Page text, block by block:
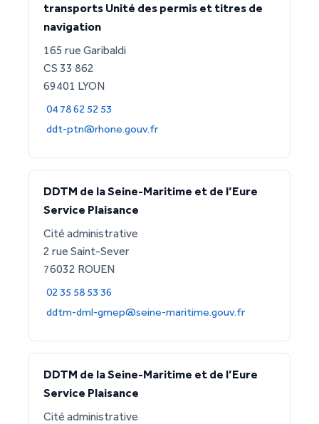
transports Unité des permis et titres de
navigation
165 rue Garibaldi
CS 33 862
69401 LYON
04 78 62 52 53
ddt-ptn@rhone.gouv.fr
DDTM de la Seine-Maritime et de l’Eure
Service Plaisance
Cité administrative
2 rue Saint-Sever
76032 ROUEN
02 35 58 53 36
ddtm-dml-gmep@seine-maritime.gouv.fr
DDTM de la Seine-Maritime et de l’Eure
Service Plaisance
Cité administrative